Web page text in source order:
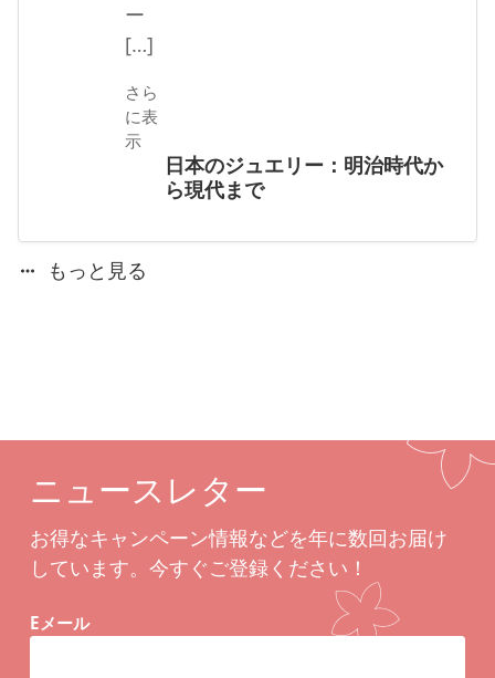
日本のジュエリー：明治時代か
ら現代まで
ー
[…]
さら
に表
示
もっと見る
ニュースレター
お得なキャンペーン情報などを年に数回お届け
しています。今すぐご登録ください！
Eメール